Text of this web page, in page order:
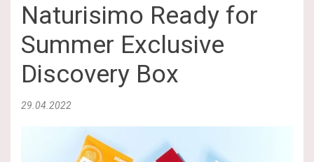
Naturisimo Ready for
Summer Exclusive
Discovery Box
29.04.2022